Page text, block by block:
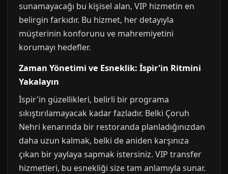
sunamayacağı bu kişisel alan, VIP hizmetin en
belirgin farkıdır. Bu hizmet, her detayıyla
müşterinin konforunu ve mahremiyetini
korumayı hedefler.
Zaman Yönetimi ve Esneklik: İspir'in Ritmini
Yakalayın
İspir'in güzellikleri, belirli bir programa
sıkıştırılamayacak kadar fazladır. Belki Çoruh
Nehri kenarında bir restoranda planladığınızdan
daha uzun kalmak, belki de aniden karşınıza
çıkan bir yaylaya sapmak istersiniz. VIP transfer
hizmetleri, bu esnekliği size tam anlamıyla sunar.